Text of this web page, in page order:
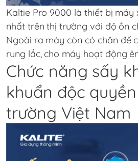
Kaltie Pro 9000 là thiết bị máy
nhất trên thị trường với độ ồn
Ngoài ra máy còn có chân đế
rung lắc, cho máy hoạt động
Chức năng sấy
khuẩn độc
trường Việt Nam